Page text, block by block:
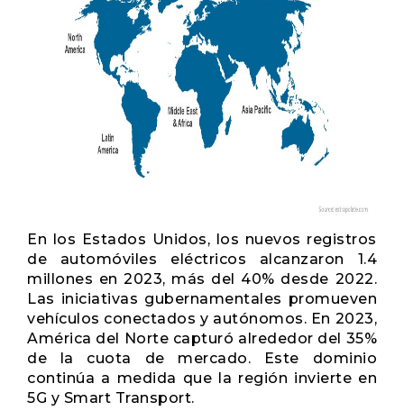
En los Estados Unidos, los nuevos registros
de automóviles eléctricos alcanzaron 1.4
millones en 2023, más del 40% desde 2022.
Las iniciativas gubernamentales promueven
vehículos conectados y autónomos. En 2023,
América del Norte capturó alrededor del 35%
de la cuota de mercado. Este dominio
continúa a medida que la región invierte en
5G y Smart Transport.